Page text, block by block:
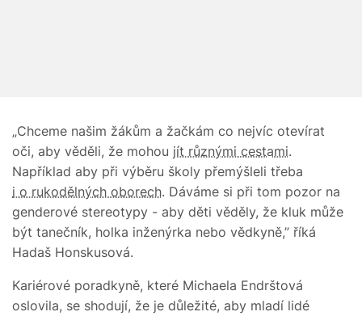
„Chceme našim žákům a žačkám co nejvíc otevírat
oči, aby věděli, že mohou jít různými cestami.
Například aby při výběru školy přemýšleli třeba
i o rukodělných oborech. Dáváme si při tom pozor na
genderové stereotypy - aby děti věděly, že kluk může
být tanečník, holka inženýrka nebo vědkyně,” říká
Hadaš Honskusová.
Kariérové poradkyně, které Michaela Endrštová
oslovila, se shodují, že je důležité, aby mladí lidé